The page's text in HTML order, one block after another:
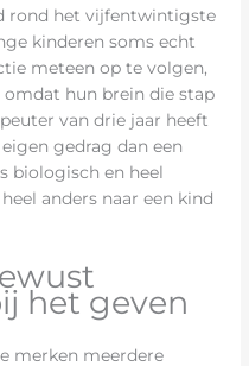
rond het vijfentwintigste
kinderen soms echt
meteen op te volgen,
hun brein die stap
van drie jaar heeft
gedrag dan een
biologisch en heel
anders naar een kind
het geven
merken meerdere